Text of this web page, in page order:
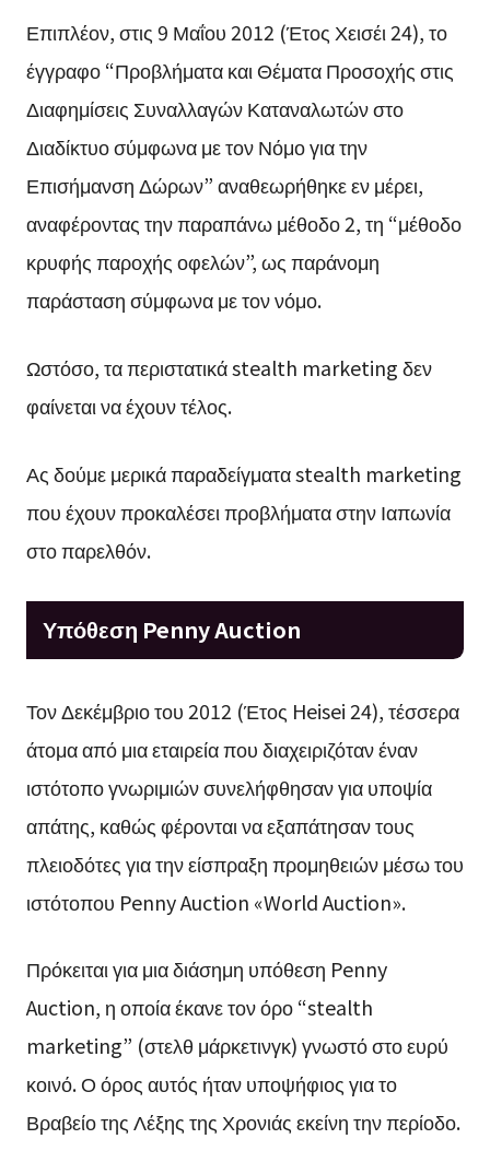
Επιπλέον, στις 9 Μαΐου 2012 (Έτος Χεισέι 24), το
έγγραφο “Προβλήματα και Θέματα Προσοχής στις
Διαφημίσεις Συναλλαγών Καταναλωτών στο
Διαδίκτυο σύμφωνα με τον Νόμο για την
Επισήμανση Δώρων” αναθεωρήθηκε εν μέρει,
αναφέροντας την παραπάνω μέθοδο 2, τη “μέθοδο
κρυφής παροχής οφελών”, ως παράνομη
παράσταση σύμφωνα με τον νόμο.
Ωστόσο, τα περιστατικά stealth marketing δεν
φαίνεται να έχουν τέλος.
Ας δούμε μερικά παραδείγματα stealth marketing
που έχουν προκαλέσει προβλήματα στην Ιαπωνία
στο παρελθόν.
Υπόθεση Penny Auction
Τον Δεκέμβριο του 2012 (Έτος Heisei 24), τέσσερα
άτομα από μια εταιρεία που διαχειριζόταν έναν
ιστότοπο γνωριμιών συνελήφθησαν για υποψία
απάτης, καθώς φέρονται να εξαπάτησαν τους
πλειοδότες για την είσπραξη προμηθειών μέσω του
ιστότοπου Penny Auction «World Auction».
Πρόκειται για μια διάσημη υπόθεση Penny
Auction, η οποία έκανε τον όρο “stealth
marketing” (στελθ μάρκετινγκ) γνωστό στο ευρύ
κοινό. Ο όρος αυτός ήταν υποψήφιος για το
Βραβείο της Λέξης της Χρονιάς εκείνη την περίοδο.